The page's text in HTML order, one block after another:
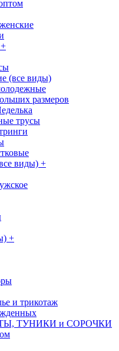
+
(все виды)
размеров
трусы
виды) +
+
и трикотаж
ТУНИКИ и СОРОЧКИ